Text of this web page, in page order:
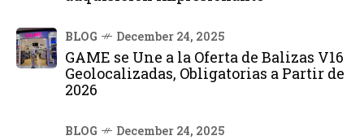
BLOG December 24, 2025
GAME se Une a la Oferta de Balizas V16
Geolocalizadas, Obligatorias a Partir de
2026
BLOG December 24, 2025